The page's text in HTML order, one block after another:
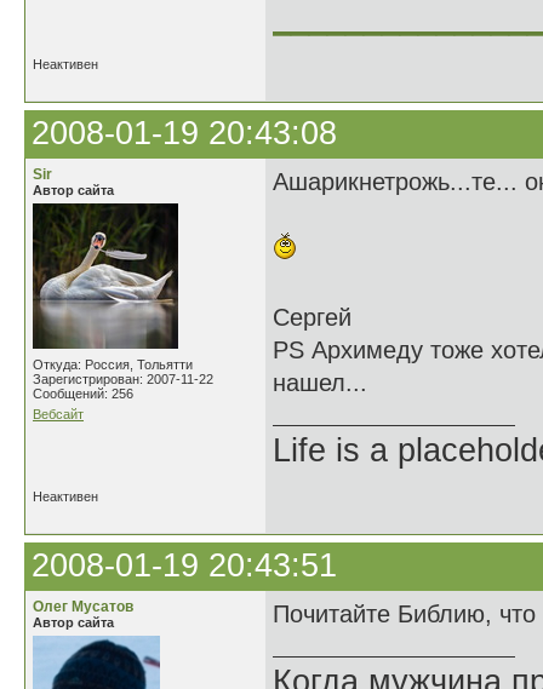
Неактивен
2008-01-19 20:43:08
Sir
Автор сайта
Откуда: Россия, Тольятти
Зарегистрирован: 2007-11-22
Сообщений: 256
Вебсайт
Ашарикнетрожь...те...
Сергей
PS Архимеду тоже
нашел...
Life is a
Неактивен
2008-01-19 20:43:51
Олег Мусатов
Автор сайта Почитайте Библию,
Когда мужчина